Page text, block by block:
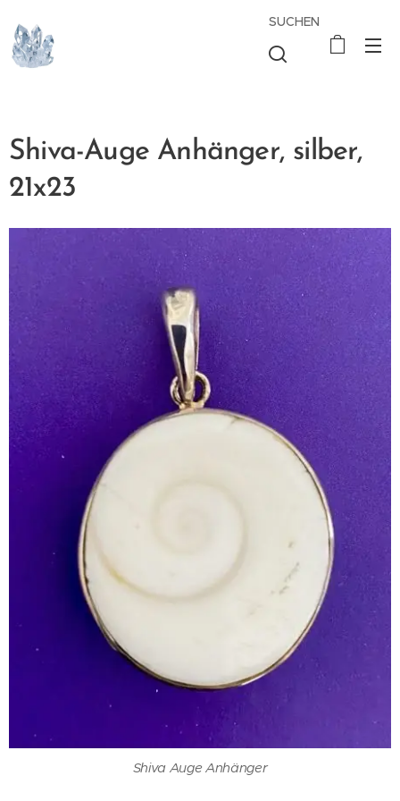
SUCHEN
Shiva-Auge Anhänger, silber,
21x23
Shiva Auge Anhänger